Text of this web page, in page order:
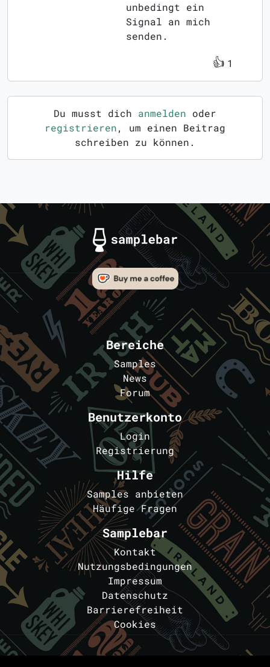
unbedingt ein
Signal an mich
senden.
👍 1
Du musst dich anmelden oder
registrieren, um einen Beitrag
schreiben zu können.
Bereiche
Samples
News
Forum
Benutzerkonto
Login
Registrierung
Hilfe
Samples anbieten
Häufige Fragen
Samplebar
Kontakt
Nutzungsbedingungen
Impressum
Datenschutz
Barrierefreiheit
Cookies